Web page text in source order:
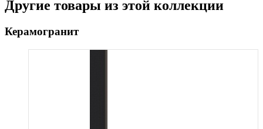
Другие товары из этой коллекции
Керамогранит